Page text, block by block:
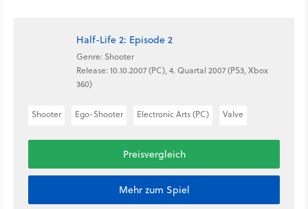
Half-Life 2: Episode 2
Genre: Shooter
Release: 10.10.2007 (PC), 4. Quartal 2007 (PS3, Xbox
360)
Shooter Ego-Shooter Electronic Arts (PC) Valve
Preisvergleich
Mehr zum Spiel